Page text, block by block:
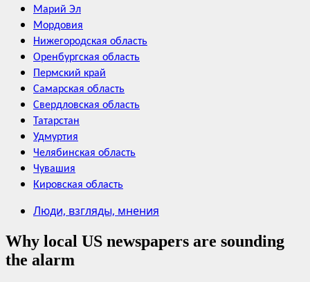
Марий Эл
Мордовия
Нижегородская область
Оренбургская область
Пермский край
Самарская область
Свердловская область
Татарстан
Удмуртия
Челябинская область
Чувашия
Кировская область
Люди, взгляды, мнения
Why local US newspapers are sounding
the alarm